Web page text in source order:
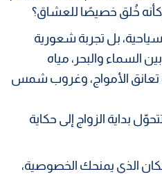
خُلق خصيصًا للعشاق؟
بل تجربة شعورية
السماء والبحر، مياه
تعانق الأمواج، وغروب شمس
بداية الزواج إلى حكاية
الذي يمنحك الخصوصية،